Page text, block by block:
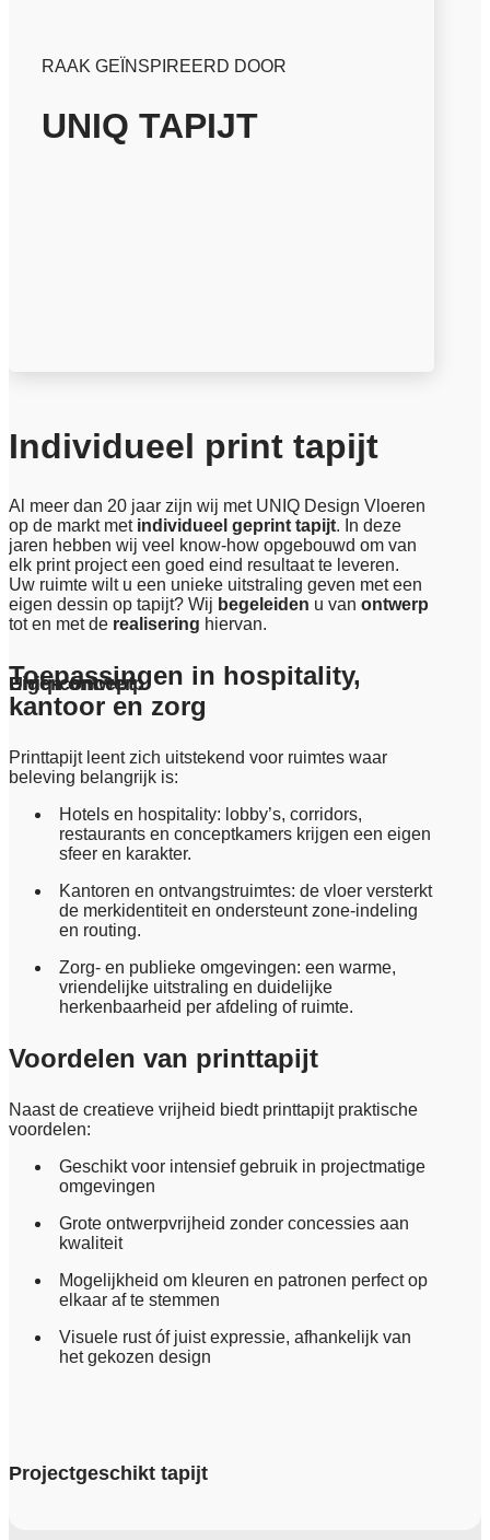
RAAK GEÏNSPIREERD DOOR
UNIQ TAPIJT
Individueel print tapijt
Al meer dan 20 jaar zijn wij met UNIQ Design Vloeren
op de markt met individueel geprint tapijt. In deze
jaren hebben wij veel know-how opgebouwd om van
elk print project een goed eind resultaat te leveren.
Uw ruimte wilt u een unieke uitstraling geven met een
eigen dessin op tapijt? Wij begeleiden u van ontwerp
tot en met de realisering hiervan.
Toepassingen in hospitality,
kantoor en zorg
Printtapijt leent zich uitstekend voor ruimtes waar
beleving belangrijk is:
Hotels en hospitality: lobby’s, corridors,
restaurants en conceptkamers krijgen een eigen
sfeer en karakter.
Kantoren en ontvangstruimtes: de vloer versterkt
de merkidentiteit en ondersteunt zone-indeling
en routing.
Zorg- en publieke omgevingen: een warme,
vriendelijke uitstraling en duidelijke
herkenbaarheid per afdeling of ruimte.
Voordelen van printtapijt
Naast de creatieve vrijheid biedt printtapijt praktische
voordelen:
Geschikt voor intensief gebruik in projectmatige
omgevingen
Grote ontwerpvrijheid zonder concessies aan
kwaliteit
Mogelijkheid om kleuren en patronen perfect op
elkaar af te stemmen
Visuele rust óf juist expressie, afhankelijk van
het gekozen design
Eigen ontwerp
Projectgeschikt tapijt
Uniq-concept